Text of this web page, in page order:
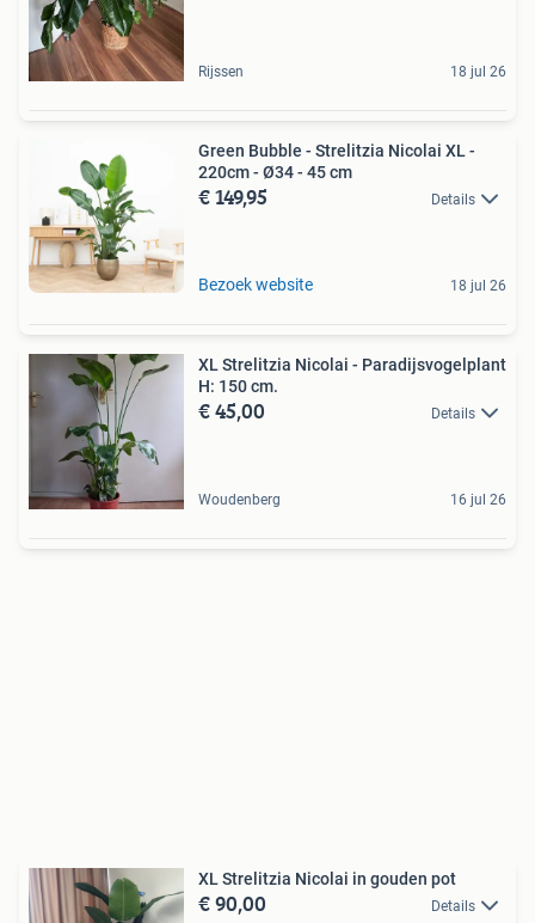
Rijssen 18 jul 26
Green Bubble - Strelitzia Nicolai XL -
220cm - Ø34 - 45 cm
€ 149,95 Details
Bezoek website 18 jul 26
XL Strelitzia Nicolai - Paradijsvogelplant
H: 150 cm.
€ 45,00 Details
Woudenberg 16 jul 26
XL Strelitzia Nicolai in gouden pot
€ 90,00 Details